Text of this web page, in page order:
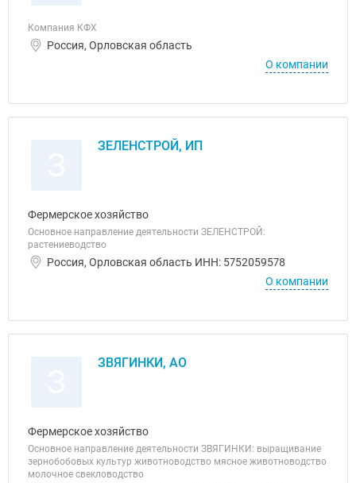
Компания КФХ
Россия, Орловская область
О компании
ЗЕЛЕНСТРОЙ, ИП
Фермерское хозяйство
Основное направление деятельности ЗЕЛЕНСТРОЙ:
растениеводство
Россия, Орловская область ИНН: 5752059578
О компании
ЗВЯГИНКИ, АО
Фермерское хозяйство
Основное направление деятельности ЗВЯГИНКИ: выращивание
зернобобовых культур животноводство мясное животноводство
молочное свекловодство